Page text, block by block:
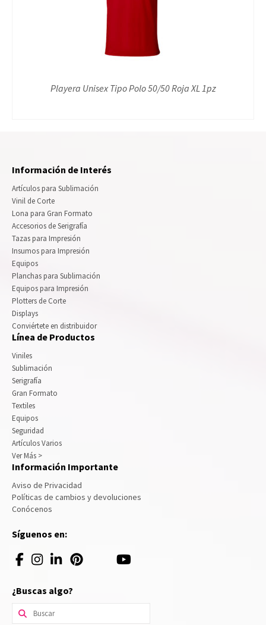
Playera Unisex Tipo Polo 50/50 Roja XL 1pz
Información de Interés
Artículos para Sublimación
Vinil de Corte
Lona para Gran Formato
Accesorios de Serigrafía
Tazas para Impresión
Insumos para Impresión
Equipos
Planchas para Sublimación
Equipos para Impresión
Plotters de Corte
Displays
Conviértete en distribuidor
Línea de Productos
Viniles
Sublimación
Serigrafía
Gran Formato
Textiles
Equipos
Seguridad
Artículos Varios
Ver Más >
Información Importante
Aviso de Privacidad
Políticas de cambios y devoluciones
Conócenos
Síguenos en:
¿Buscas algo?
Buscar
por: